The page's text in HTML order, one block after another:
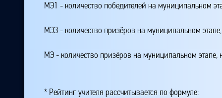
МЭ1 - количество победителей на муниципальном
МЭЗ - количество призёров на муниципальном
МЭ - количество призёров на муниципальном
* Рейтинг учителя рассчитывается по формуле: